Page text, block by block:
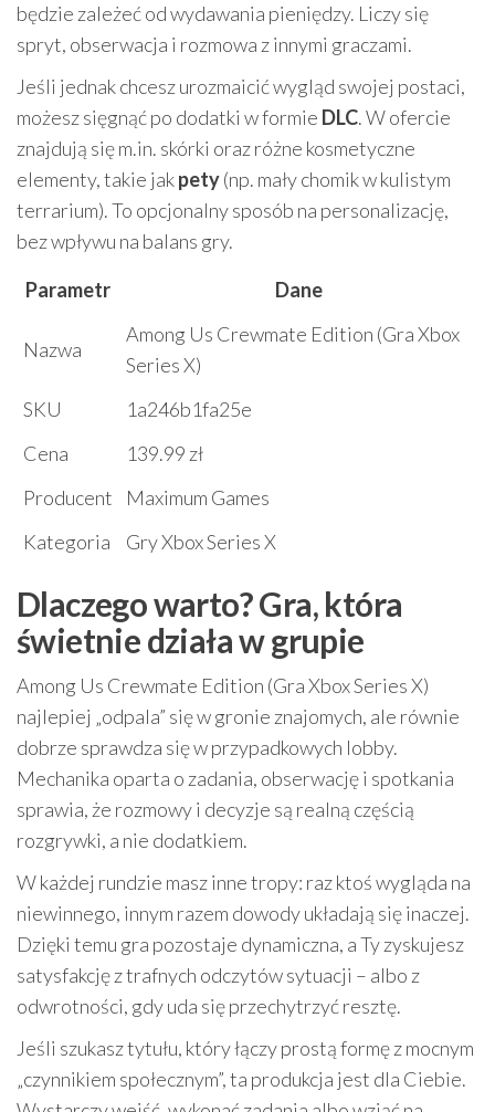
będzie zależeć od wydawania pieniędzy. Liczy się
spryt, obserwacja i rozmowa z innymi graczami.
Jeśli jednak chcesz urozmaicić wygląd swojej postaci,
możesz sięgnąć po dodatki w formie DLC. W ofercie
znajdują się m.in. skórki oraz różne kosmetyczne
elementy, takie jakpety(np. mały chomik w kulistym
terrarium). To opcjonalny sposób na personalizację,
bez wpływu na balans gry.
Parametr
Dane
Nazwa
Among Us Crewmate Edition (Gra Xbox
Series X)
SKU
1a246b1fa25e
Cena
139.99 zł
Producent
Maximum Games
Kategoria
Gry Xbox Series X
Dlaczego warto? Gra, która
świetnie działa w grupie
Among Us Crewmate Edition (Gra Xbox Series X)
najlepiej „odpala” się w gronie znajomych, ale równie
dobrze sprawdza się w przypadkowych lobby.
Mechanika oparta o zadania, obserwację i spotkania
sprawia, że rozmowy i decyzje są realną częścią
rozgrywki, a nie dodatkiem.
W każdej rundzie masz inne tropy: raz ktoś wygląda na
niewinnego, innym razem dowody układają się inaczej.
Dzięki temu gra pozostaje dynamiczna, a Ty zyskujesz
satysfakcję z trafnych odczytów sytuacji – albo z
odwrotności, gdy uda się przechytrzyć resztę.
Jeśli szukasz tytułu, który łączy prostą formę z mocnym
„czynnikiem społecznym”, ta produkcja jest dla Ciebie.